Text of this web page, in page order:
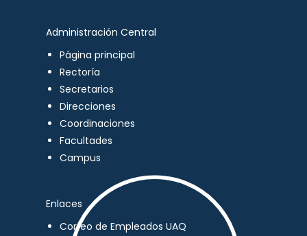
Administración Central
Página principal
Rectoría
Secretarios
Direcciones
Coordinaciones
Facultades
Campus
Enlaces
Correo de Empleados UAQ